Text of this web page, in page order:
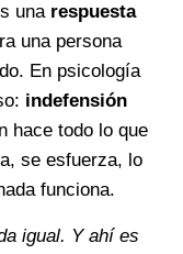
una respuesta
una persona
En psicología
indefensión
hace todo lo que
se esfuerza, lo
funciona.
igual. Y ahí es